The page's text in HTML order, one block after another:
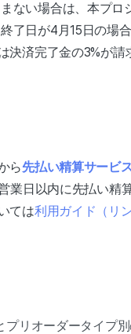
ない場合は、本プ
了日が4月15日の場
決済完了金の3%が請
ら先払い精算サービ
業日以内に先払い精
ては利用ガイド（リン
リオーダータイプ